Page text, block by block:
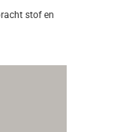
stof en